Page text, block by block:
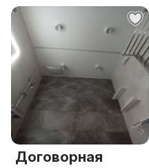
Договорная